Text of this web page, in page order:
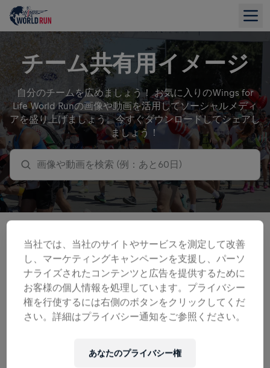
チーム共有用イメージ
自分のチームを広めましょう！ お気に入りのWings for
Life World Runの画像や動画を活用してソーシャルメディ
アを盛り上げましょう。今すぐダウンロードしてシェアし
ましょう！
画像や動画を検索 (例：あと60日)
JOIN THE LARGEST EVENT
Join the largest event - video
当社では、当社のサイトやサービスを測定して改善
し、マーケティングキャンペーンを支援し、パーソ
ナライズされたコンテンツと広告を提供するために
お客様の個人情報を処理しています。プライバシー
権を行使するには右側のボタンをクリックしてくだ
さい。詳細はプライバシー通知をご参照ください。
あなたのプライバシー権